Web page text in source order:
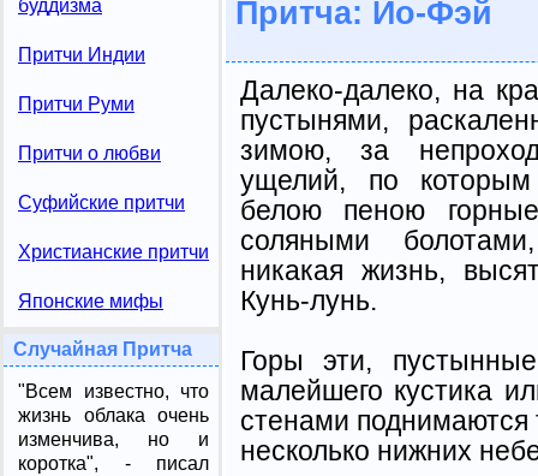
буддизма
Притчи Индии
Притчи Руми
Притчи о любви
Суфийские притчи
Христианские притчи
Японские мифы
Случайная Притча
"Всем известно, что
жизнь облака очень
изменчива, но и
коротка", - писал
Притча: Ио-Фэй
Далеко-далеко, на
пустынями,
зимою, за
ущелий, по
белою пеною
соляными
никакая жизнь,
Кунь-лунь.
Горы эти,
малейшего кустика
стенами поднимаются
несколько нижних